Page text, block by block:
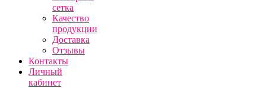
сетка
Качество
продукции
Доставка
Отзывы
Контакты
Личный
кабинет